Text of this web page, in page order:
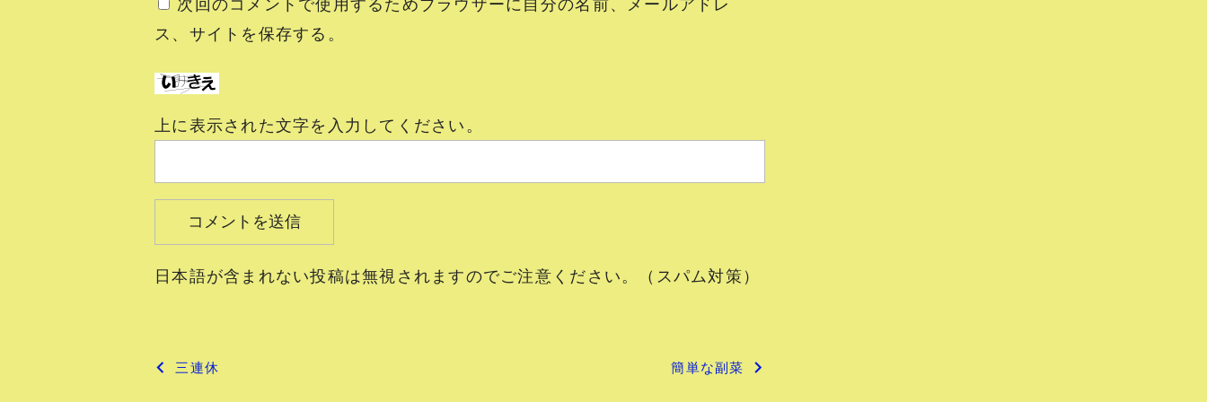
次回のコメントで使用するためブラウザーに自分の名前、メールアドレ
ス、サイトを保存する。
上に表示された文字を入力してください。
日本語が含まれない投稿は無視されますのでご注意ください。（スパム対策）
投
三連休 簡単な副菜